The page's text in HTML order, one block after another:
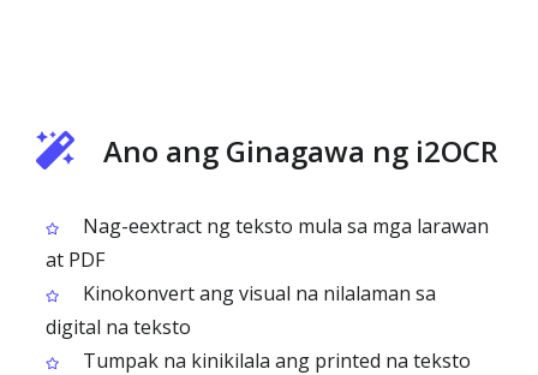
Ano ang Ginagawa ng i2OCR
Nag-eextract ng teksto mula sa mga larawan
at PDF
Kinokonvert ang visual na nilalaman sa
digital na teksto
Tumpak na kinikilala ang printed na teksto